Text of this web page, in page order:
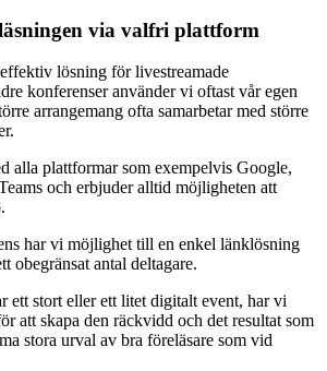
via valfri plattform
lösning för livestreamade
konferenser använder vi oftast vår egen
arrangemang ofta samarbetar med större
alla plattformar som exempelvis Google,
och erbjuder alltid möjligheten att
har vi möjlighet till en enkel länklösning
obegränsat antal deltagare.
ett stort eller ett litet digitalt event, har vi
att skapa den räckvidd och det resultat som
stora urval av bra föreläsare som vid